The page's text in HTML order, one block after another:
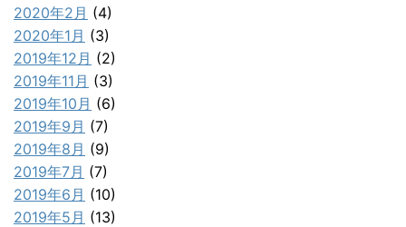
2020年2月 (4)
2020年1月 (3)
2019年12月 (2)
2019年11月 (3)
2019年10月 (6)
2019年9月 (7)
2019年8月 (9)
2019年7月 (7)
2019年6月 (10)
2019年5月 (13)